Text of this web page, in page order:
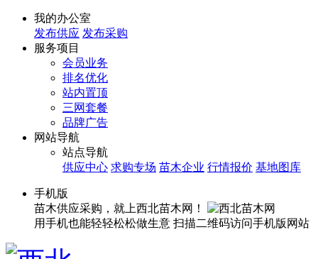
我的办公室
发布供应 发布采购
服务项目
会员业务
排名优化
站内置顶
三网套餐
品牌广告
网站导航
站点导航
供应中心 求购专场 苗木企业 行情报价 基地图库
手机版
苗木供应采购，就上西北苗木网！
用手机也能轻轻松松做生意 扫描二维码访问手机版网站